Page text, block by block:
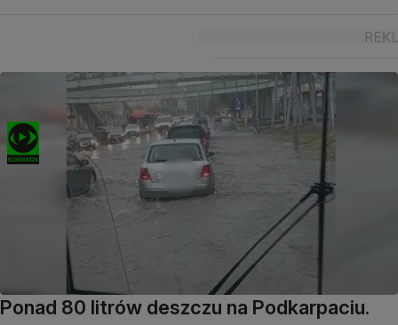
Ponad 80 litrów deszczu na Podkarpaciu.